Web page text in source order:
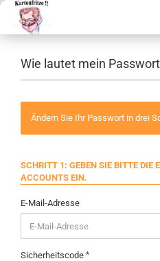
Wie lautet mein
Ändern Sie Ihr Passwort in drei
SCHRITT 1: GEBEN SIE BITTE DIE
ACCOUNTS EIN.
E-Mail-Adresse
Sicherheitscode